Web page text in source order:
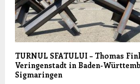
TURNUL SFATULUI – Thomas
Veringenstadt in Baden-
Sigmaringen